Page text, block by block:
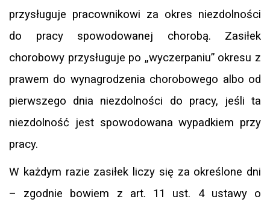
przysługuje pracownikowi za okres niezdolności
do pracy spowodowanej chorobą. Zasiłek
chorobowy przysługuje po „wyczerpaniu” okresu z
prawem do wynagrodzenia chorobowego albo od
pierwszego dnia niezdolności do pracy, jeśli ta
niezdolność jest spowodowana wypadkiem przy
pracy.
W każdym razie zasiłek liczy się za określone dni
– zgodnie bowiem z art. 11 ust. 4 ustawy o